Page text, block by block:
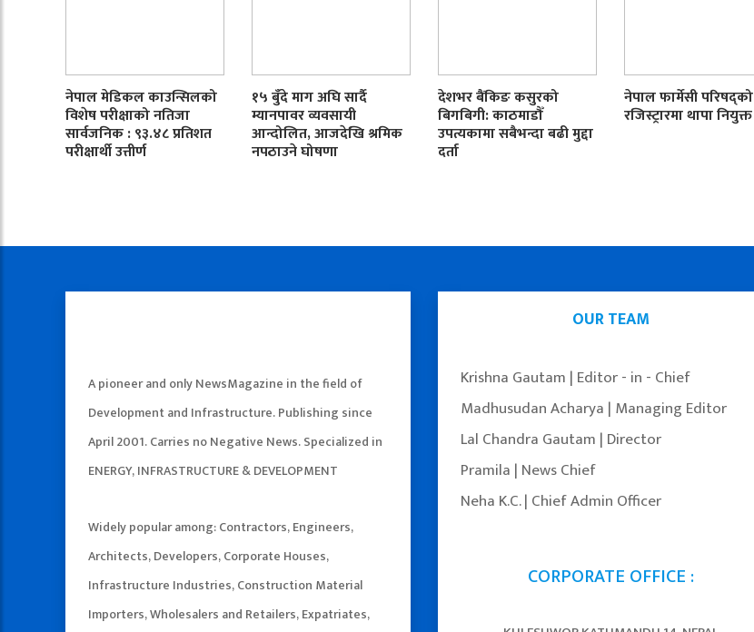
नेपाल मेडिकल काउन्सिलको
विशेष परीक्षाको नतिजा
सार्वजनिक : ९३.४८ प्रतिशत
परीक्षार्थी उत्तीर्ण
१५ बुँदे माग अघि सार्दै
म्यानपावर व्यवसायी
आन्दोलित, आजदेखि श्रमिक
नपठाउने घोषणा
देशभर बैंकिङ कसुरको
बिगबिगी: काठमाडौँ
उपत्यकामा सबैभन्दा बढी मुद्दा
दर्ता
नेपाल फार्मेसी परिषद्को
रजिस्ट्रारमा थापा नियुक्त
A pioneer and only NewsMagazine in the field of
Development and Infrastructure. Publishing since
April 2001. Carries no Negative News. Specialized in
ENERGY, INFRASTRUCTURE & DEVELOPMENT
Widely popular among: Contractors, Engineers,
Architects, Developers, Corporate Houses,
Infrastructure Industries, Construction Material
Importers, Wholesalers and Retailers, Expatriates,
OUR TEAM
Krishna Gautam | Editor - in - Chief
Madhusudan Acharya | Managing Editor
Lal Chandra Gautam | Director
Pramila | News Chief
Neha K.C. | Chief Admin Officer
CORPORATE OFFICE :